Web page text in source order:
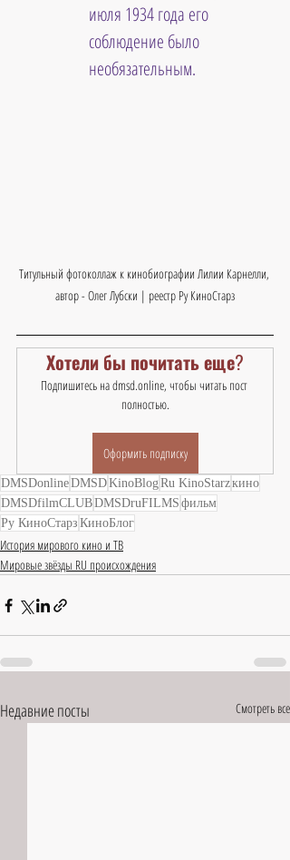
июля 1934 года его
соблюдение было
необязательным.
Титульный фотоколлаж к кинобиографии Лилии Карнелли,
автор - Олег Лубски | реестр Ру КиноСтарз
Хотели бы почитать еще?
Подпишитесь на dmsd.online, чтобы читать пост
полностью.
Оформить подписку
DMSDonlineDMSDKinoBlogRu KinoStarzкино
DMSDfilmCLUBDMSDruFILMS фильм
Ру КиноСтарз КиноБлог
История мирового кино и ТВ
Мировые звёзды RU происхождения
Недавние посты Смотреть все